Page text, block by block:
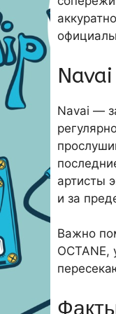
Navai —
артисты
и за
Важно